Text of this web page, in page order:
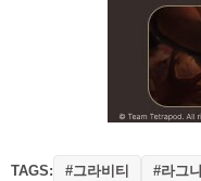
TAGS: #그라비티 #라그